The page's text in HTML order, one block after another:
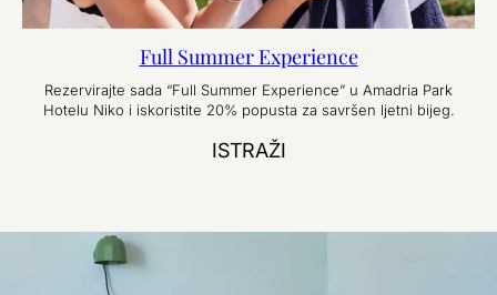
Full Summer Experience
Rezervirajte sada “Full Summer Experience” u Amadria Park
Hotelu Niko i iskoristite 20% popusta za savršen ljetni bijeg.
ISTRAŽI